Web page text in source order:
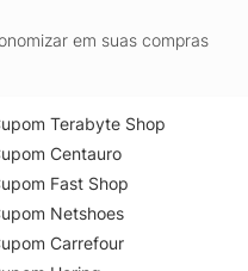
em suas compras
Terabyte Shop
Centauro
Fast Shop
Netshoes
Carrefour